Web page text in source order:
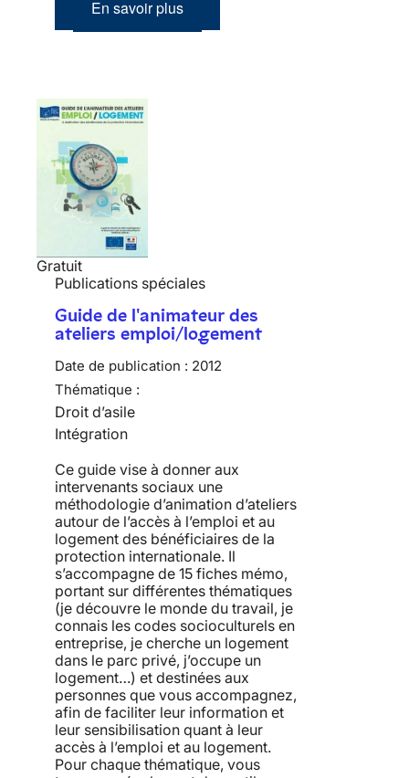
En savoir plus
Gratuit
Publications spéciales
Guide de l'animateur des
ateliers emploi/logement
Date de publication : 2012
Thématique :
Droit d’asile
Intégration
Ce guide vise à donner aux
intervenants sociaux une
méthodologie d’animation d’ateliers
autour de l’accès à l’emploi et au
logement des bénéficiaires de la
protection internationale. Il
s’accompagne de 15 fiches mémo,
portant sur différentes thématiques
(je découvre le monde du travail, je
connais les codes socioculturels en
entreprise, je cherche un logement
dans le parc privé, j’occupe un
logement…) et destinées aux
personnes que vous accompagnez,
afin de faciliter leur information et
leur sensibilisation quant à leur
accès à l’emploi et au logement.
Pour chaque thématique, vous